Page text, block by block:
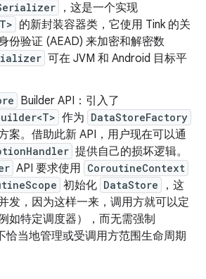
，这是一个实现
的新封装容器类，它使用 Tink 的关
份验证 (AEAD) 来加密和解密数
可在 JVM 和 Android 目标平
Builder API：引入了
作为 DataStoreFactory
案。借助此新 API，用户现在可以通
提供自己的损坏逻辑。
API 要求使用 CoroutineContext
初始化 DataStore
，这
发，因为这样一来，调用方就可以定
如特定调度器），而无需强制
恰当地管理或受调用方范围生命周期